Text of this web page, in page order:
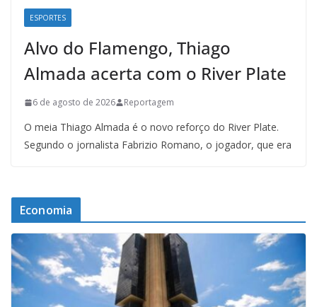
ESPORTES
Alvo do Flamengo, Thiago
Almada acerta com o River Plate
6 de agosto de 2026 Reportagem
O meia Thiago Almada é o novo reforço do River Plate.
Segundo o jornalista Fabrizio Romano, o jogador, que era
Economia